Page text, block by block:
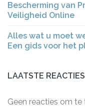
Bescherming van
Veiligheid Online
Alles wat u moet
Een gids voor het
LAATSTE REACTIES
Geen reacties om te